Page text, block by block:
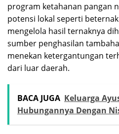
program ketahanan pangan
potensi lokal seperti
mengelola hasil ternaknya
sumber penghasilan
menekan ketergantungan
dari luar daerah.
BACA JUGA Keluarga
Hubungannya Dengan